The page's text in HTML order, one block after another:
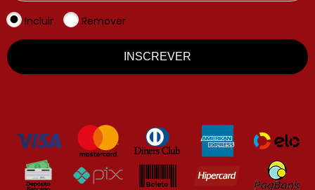
Incluir Remover
INSCREVER